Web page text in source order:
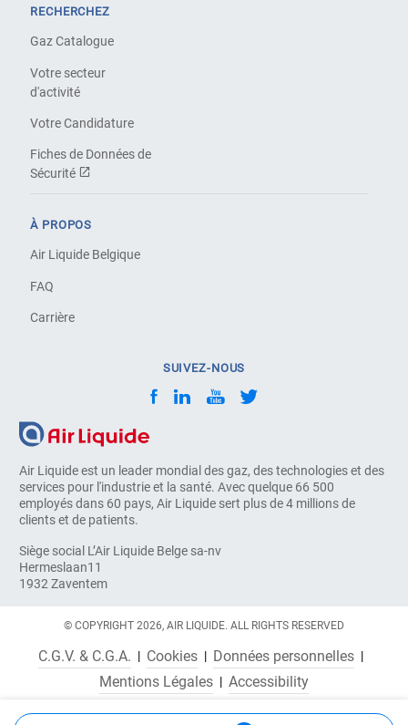
Air Liquide est un leader mondial des gaz, des technologies et des
services pour l'industrie et la santé. Avec quelque 66 500
employés dans 60 pays, Air Liquide sert plus de 4 millions de
clients et de patients.
Siège social L’Air Liquide Belge sa-nv
Hermeslaan11
1932 Zaventem
RECHERCHEZ
Gaz Catalogue
Votre secteur
d'activité
Votre Candidature
Fiches de Données de
Sécurité
À PROPOS
Air Liquide Belgique
FAQ
Carrière
SUIVEZ-NOUS
© COPYRIGHT 2026, AIR LIQUIDE. ALL RIGHTS RESERVED
C.G.V. & C.G.A. Cookies
Données personnelles
Mentions Légales
Accessibility